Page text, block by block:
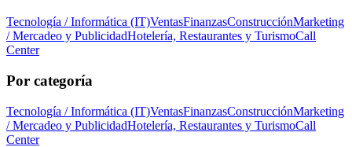
Tecnología / Informática (IT)VentasFinanzasConstrucciónMarketing
/ Mercadeo y PublicidadHotelería, Restaurantes y TurismoCall
Center
Por categoría
Tecnología / Informática (IT)VentasFinanzasConstrucciónMarketing
/ Mercadeo y PublicidadHotelería, Restaurantes y TurismoCall
Center